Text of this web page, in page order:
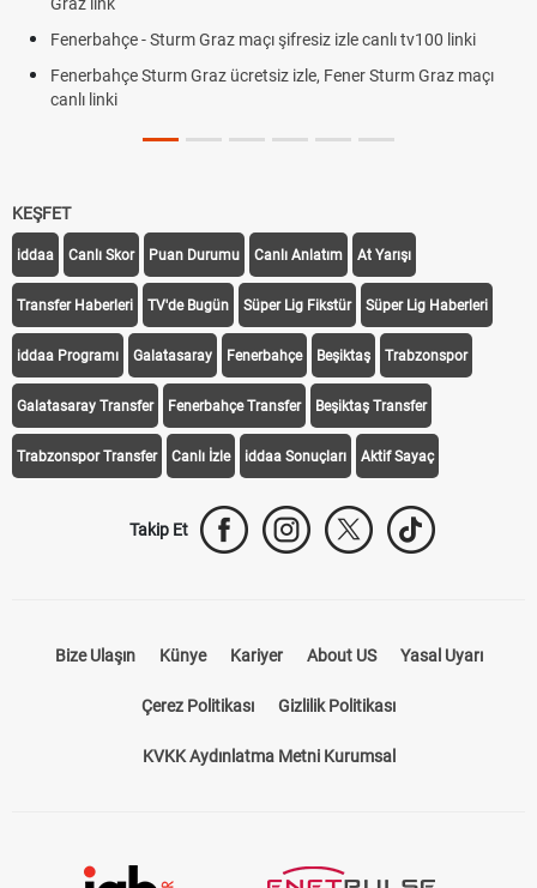
Graz maçı şifresiz izle canlı tv100 linki
Graz ücretsiz izle, Fener Sturm Graz maçı
Rövanşı Saat
KEŞFET
iddaa Canlı Skor Puan Durumu Canlı Anlatım At Yarışı
Transfer Haberleri TV'de Bugün Süper Lig Fikstür Süper Lig Haberleri
iddaa Programı Galatasaray Fenerbahçe Beşiktaş Trabzonspor
Galatasaray Transfer Fenerbahçe Transfer Beşiktaş Transfer
Canlı İzle iddaa Sonuçları Aktif Sayaç
Künye Kariyer About US
Çerez Politikası Gizlilik Politikası